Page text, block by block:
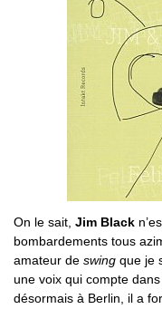
On le sait, Jim Black
bombardements tous
amateur de swing que je
une voix qui compte dans
désormais à Berlin, il a